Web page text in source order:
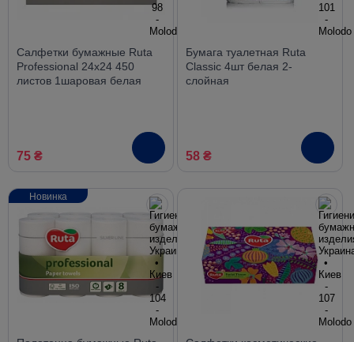
Салфетки бумажные Ruta
Professional 24х24 450
листов 1шаровая белая
75 ₴
Бумага туалетная Ruta
Classic 4шт белая 2-
слойная
58 ₴
Новинка